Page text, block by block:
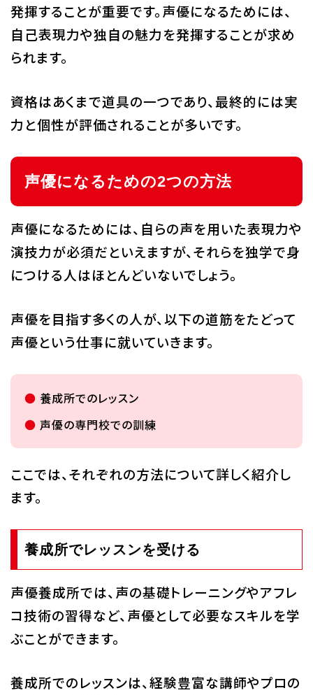
発揮することが重要です。声優になるためには、
自己表現力や独自の魅力を発揮することが求め
られます。
資格はあくまで道具の一つであり、最終的には実
力と個性が評価されることが多いです。
声優になるための2つの方法
声優になるためには、自らの声を用いた表現力や
演技力が必須だといえますが、それらを独学で身
につける人はほとんどいないでしょう。
声優を目指す多くの人が、以下の道筋をたどって
声優という仕事に就いていきます。
養成所でのレッスン
声優の専門校での訓練
ここでは、それぞれの方法について詳しく紹介し
ます。
養成所でレッスンを受ける
声優養成所では、声の基礎トレーニングやアフレ
コ技術の習得など、声優として必要なスキルを学
ぶことができます。
養成所でのレッスンは、経験豊富な講師やプロの